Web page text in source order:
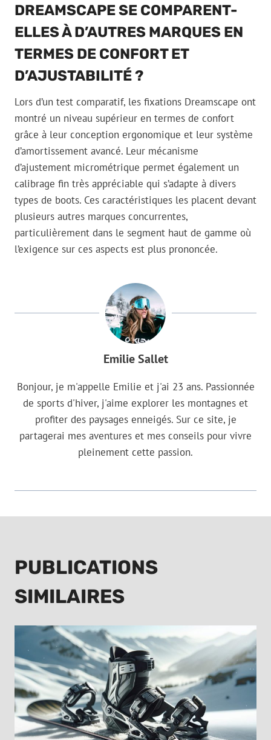
DREAMSCAPE SE COMPARENT-
ELLES À D’AUTRES MARQUES EN
TERMES DE CONFORT ET
D’AJUSTABILITÉ ?
Lors d’un test comparatif, les fixations Dreamscape ont
montré un niveau supérieur en termes de confort
grâce à leur conception ergonomique et leur système
d’amortissement avancé. Leur mécanisme
d’ajustement micrométrique permet également un
calibrage fin très appréciable qui s’adapte à divers
types de boots. Ces caractéristiques les placent devant
plusieurs autres marques concurrentes,
particulièrement dans le segment haut de gamme où
l’exigence sur ces aspects est plus prononcée.
Emilie Sallet
Bonjour, je m'appelle Emilie et j'ai 23 ans. Passionnée
de sports d'hiver, j'aime explorer les montagnes et
profiter des paysages enneigés. Sur ce site, je
partagerai mes aventures et mes conseils pour vivre
pleinement cette passion.
PUBLICATIONS
SIMILAIRES